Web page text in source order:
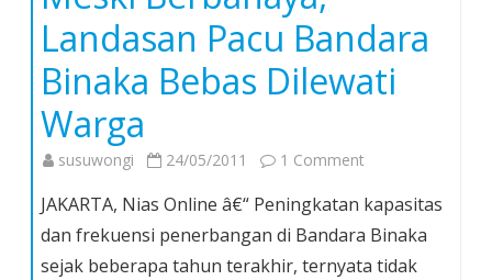
Landasan Pacu Bandara
Binaka Bebas Dilewati
Warga
susuwongi 24/05/2011 1 Comment
Berbahaya,
Landasan
Pacu
JAKARTA, Nias Online â€“ Peningkatan kapasitas
dan frekuensi penerbangan di Bandara Binaka
sejak beberapa tahun terakhir, ternyata tidak